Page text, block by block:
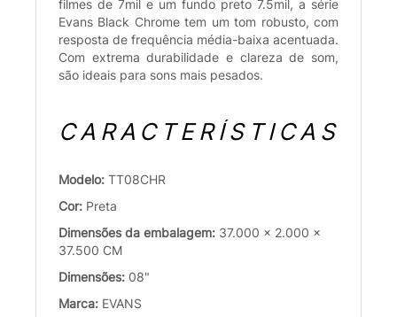
filmes de 7mil e um fundo preto 7.5mil, a série
Evans Black Chrome tem um tom robusto, com
resposta de frequência média-baixa acentuada.
Com extrema durabilidade e clareza de som,
são ideais para sons mais pesados.
CARACTERÍSTICAS
Modelo: TT08CHR
Cor: Preta
Dimensões da embalagem: 37.000 x 2.000 x
37.500 CM
Dimensões: 08"
Marca: EVANS